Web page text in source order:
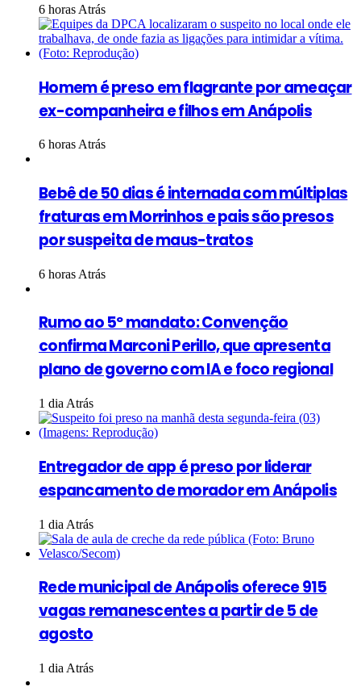
6 horas Atrás
Homem é preso em flagrante por ameaçar
ex-companheira e filhos em Anápolis
6 horas Atrás
Bebê de 50 dias é internada com múltiplas
fraturas em Morrinhos e pais são presos
por suspeita de maus-tratos
6 horas Atrás
Rumo ao 5º mandato: Convenção
confirma Marconi Perillo, que apresenta
plano de governo com IA e foco regional
1 dia Atrás
Entregador de app é preso por liderar
espancamento de morador em Anápolis
1 dia Atrás
Rede municipal de Anápolis oferece 915
vagas remanescentes a partir de 5 de
agosto
1 dia Atrás